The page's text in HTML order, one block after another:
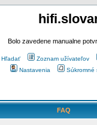
Bolo zavedene manualne
Hľadať Zoznam užívateľov
Nastavenia
Súkromné
FAQ